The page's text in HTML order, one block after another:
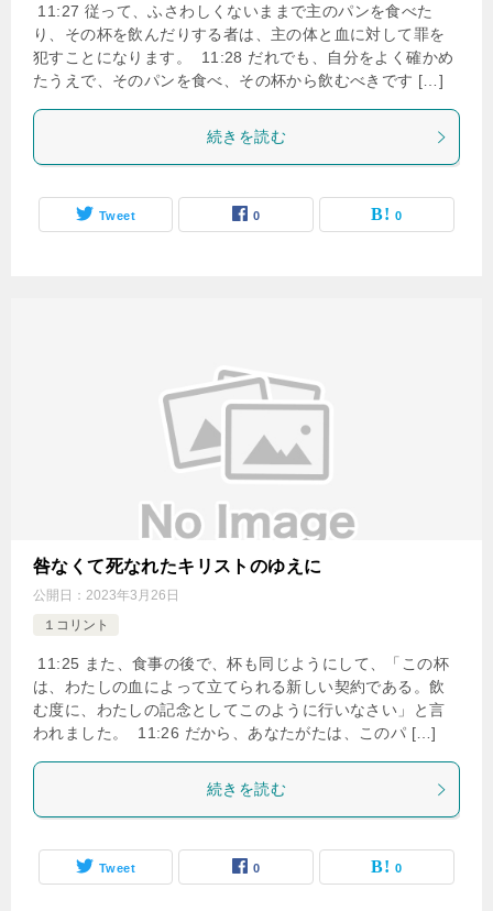
11:27 従って、ふさわしくないままで主のパンを食べた
り、その杯を飲んだりする者は、主の体と血に対して罪を
犯すことになります。 11:28 だれでも、自分をよく確かめ
たうえで、そのパンを食べ、その杯から飲むべきです […]
続きを読む
Tweet 0 0
咎なくて死なれたキリストのゆえに
公開日： 2023年3月26日
１コリント
11:25 また、食事の後で、杯も同じようにして、「この杯
は、わたしの血によって立てられる新しい契約である。飲
む度に、わたしの記念としてこのように行いなさい」と言
われました。 11:26 だから、あなたがたは、このパ […]
続きを読む
Tweet 0 0